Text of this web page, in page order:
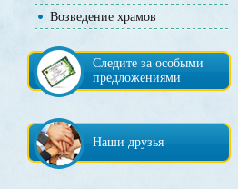
Возведение храмов
Следите за особыми
предложениями
Наши друзья